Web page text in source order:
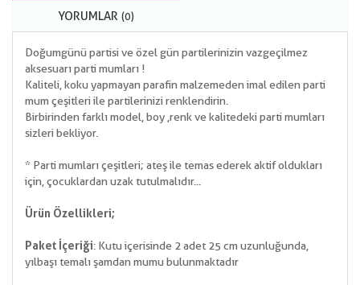
YORUMLAR (0)
Doğumgünü partisi ve özel gün partilerinizin vazgeçilmez
aksesuarı parti mumları !
Kaliteli, koku yapmayan parafin malzemeden imal edilen parti
mum çeşitleri ile partilerinizi renklendirin.
Birbirinden farklı model, boy ,renk ve kalitedeki parti mumları
sizleri bekliyor.
* Parti mumları çeşitleri; ateş ile temas ederek aktif oldukları
için, çocuklardan uzak tutulmalıdır...
Ürün Özellikleri;
Paket İçeriği: Kutu içerisinde 2 adet 25 cm uzunluğunda,
yılbaşı temalı şamdan mumu bulunmaktadır